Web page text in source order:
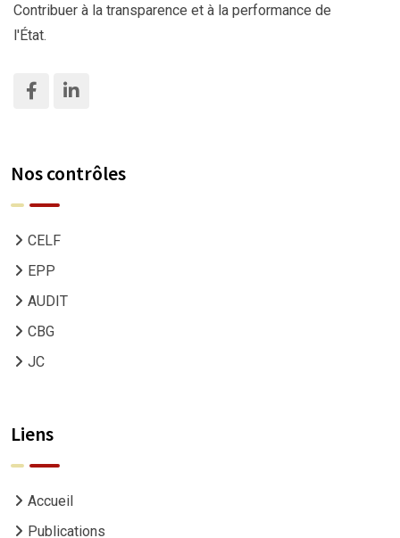
Contribuer à la transparence et à la performance de
l'État.
Nos contrôles
CELF
EPP
AUDIT
CBG
JC
Liens
Accueil
Publications